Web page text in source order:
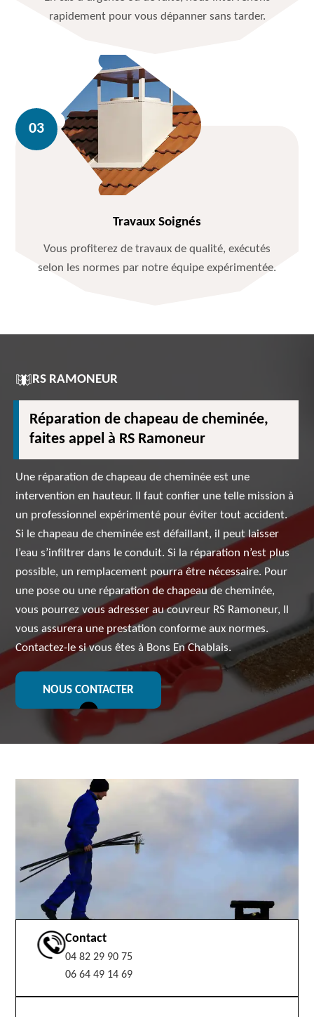
rapidement pour vous dépanner sans tarder.
Travaux Soignés
Vous profiterez de travaux de qualité, exécutés
selon les normes par notre équipe expérimentée.
RS RAMONEUR
Réparation de chapeau de cheminée,
faites appel à RS Ramoneur
Une réparation de chapeau de cheminée est une
intervention en hauteur. Il faut confier une telle mission à
un professionnel expérimenté pour éviter tout accident.
Si le chapeau de cheminée est défaillant, il peut laisser
l’eau s’infiltrer dans le conduit. Si la réparation n’est plus
possible, un remplacement pourra être nécessaire. Pour
une pose ou une réparation de chapeau de cheminée,
vous pourrez vous adresser au couvreur RS Ramoneur, Il
vous assurera une prestation conforme aux normes.
Contactez-le si vous êtes à Bons En Chablais.
NOUS CONTACTER
Contact
04 82 29 90 75
06 64 49 14 69